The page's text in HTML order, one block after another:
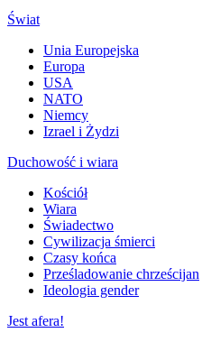
Świat
Unia Europejska
Europa
USA
NATO
Niemcy
Izrael i Żydzi
Duchowość i wiara
Kościół
Wiara
Świadectwo
Cywilizacja śmierci
Czasy końca
Prześladowanie chrześcijan
Ideologia gender
Jest afera!